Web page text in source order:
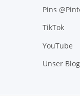
Pins
TikTok
YouTube
Unser Blog